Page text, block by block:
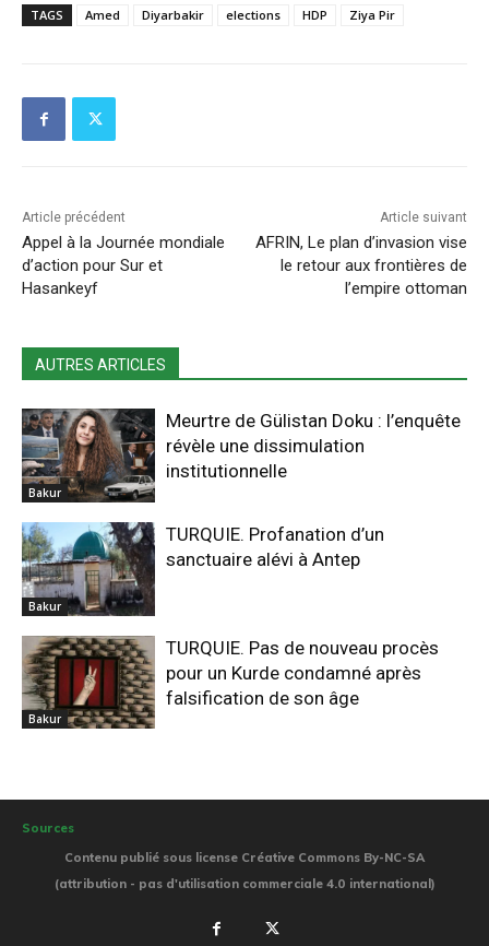
TAGS Amed Diyarbakir elections HDP Ziya Pir
Article précédent
Appel à la Journée mondiale
d’action pour Sur et
Hasankeyf
Article suivant
AFRIN, Le plan d’invasion vise
le retour aux frontières de
l’empire ottoman
AUTRES ARTICLES
Bakur
Meurtre de Gülistan Doku : l’enquête
révèle une dissimulation
institutionnelle
Bakur
TURQUIE. Profanation d’un
sanctuaire alévi à Antep
Bakur
TURQUIE. Pas de nouveau procès
pour un Kurde condamné après
falsification de son âge
Sources
Contenu publié sous license Créative Commons By-NC-SA
(attribution - pas d'utilisation commerciale 4.0 international)